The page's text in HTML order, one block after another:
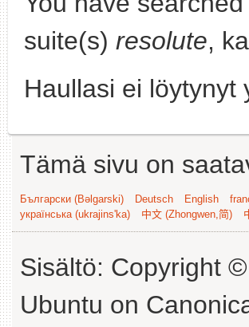
suite(s) resolute,
Haullasi ei löytynyt
Tämä sivu on
Български (Bəlgarski) Deutsch English
українська (ukrajins'ka)
中文 (Zhongwen,简)
Sisältö: Copyright
Ubuntu on